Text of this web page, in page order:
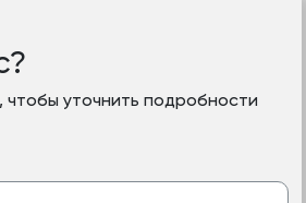
уточнить подробности